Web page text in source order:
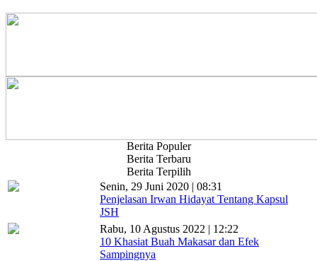
Berita Populer
Berita Terbaru
Berita Terpilih
Senin, 29 Juni 2020 | 08:31
Penjelasan Irwan Hidayat Tentang Kapsul
JSH
Rabu, 10 Agustus 2022 | 12:22
10 Khasiat Buah Makasar dan Efek
Sampingnya